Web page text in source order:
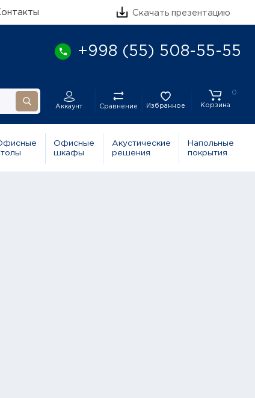
Скачать презентацию
+998 (55) 508-55-55
Аккаунт Сравнение Избранное
0
Корзина
Офисные
шкафы
Акустические
решения
Напольные
покрытия